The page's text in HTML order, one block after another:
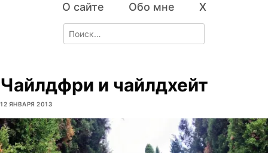
О сайте Обо мне X
Search
for:
Чайлдфри и чайлдхейт
12 ЯНВАРЯ 2013